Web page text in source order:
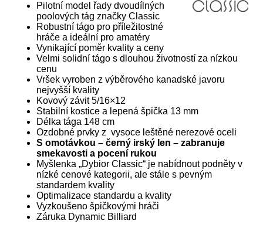
Pilotní model řady dvoudílných
poolových tág značky Classic
Robustní tágo pro příležitostné
hráče a ideální pro amatéry
Vynikající poměr kvality a ceny
Velmi solidní tágo s dlouhou životností za nízkou
cenu
Vršek vyroben z výběrového kanadské javoru
nejvyšší kvality
Kovový závit 5/16×12
Stabilní kostice a lepená špička 13 mm
Délka tága 148 cm
Ozdobné prvky z vysoce leštěné nerezové oceli
S omotávkou – černý irský len – zabranuje
smekavosti a pocení rukou
Myšlenka „Dybior Classic“ je nabídnout podněty v
nízké cenové kategorii, ale stále s pevným
standardem kvality
Optimalizace standardu a kvality
Vyzkoušeno špičkovými hráči
Záruka Dynamic Billiard